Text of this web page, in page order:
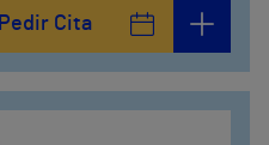
Pedir Cita